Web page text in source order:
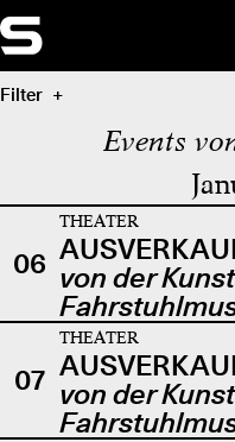
Filter
Events
06
THEATER
von der
07
THEATER
von der